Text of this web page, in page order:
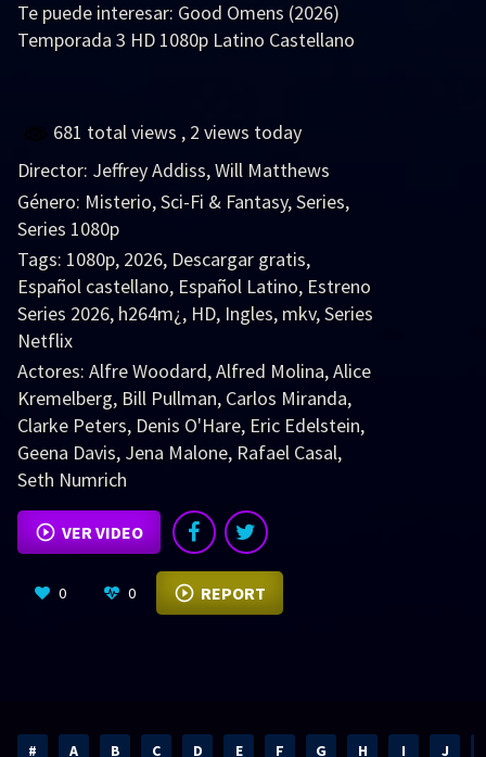
Te puede interesar: Good Omens (2026)
Temporada 3 HD 1080p Latino Castellano
681 total views , 2 views today
Director: Jeffrey Addiss,Will Matthews
Género: Misterio,Sci-Fi & Fantasy,Series,
Series 1080p
Tags: 1080p, 2026, Descargar gratis,
Español castellano, Español Latino, Estreno
Series 2026, h264m¿, HD, Ingles, mkv,Series
Netflix
Actores: Alfre Woodard,Alfred Molina,Alice
Kremelberg, Bill Pullman, Carlos Miranda,
Clarke Peters, Denis O'Hare, Eric Edelstein,
Geena Davis, Jena Malone, Rafael Casal,
Seth Numrich
VER VIDEO
0 0 REPORT
# A B C D E F G H I J